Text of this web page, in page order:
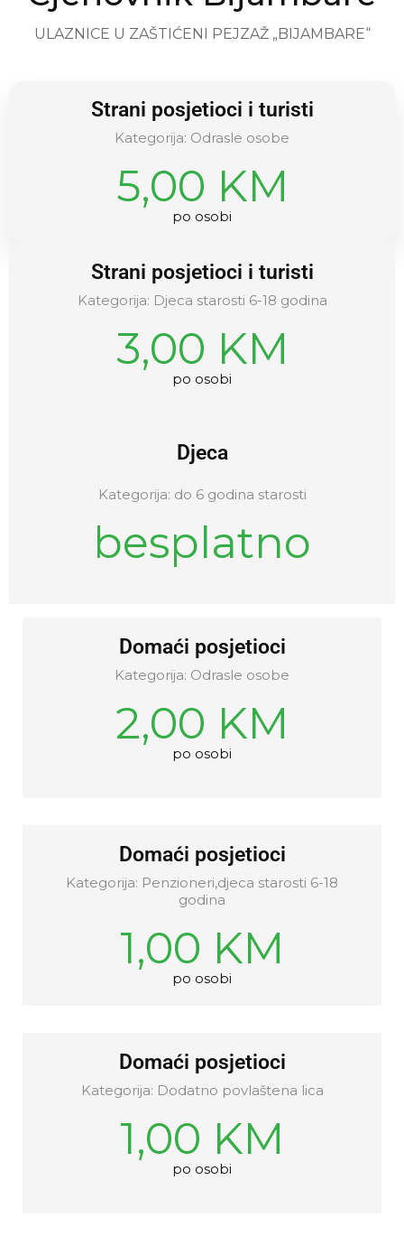
ULAZNICE U ZAŠTIĆENI PEJZAŽ „BIJAMBARE“
Strani posjetioci i turisti
Kategorija: Odrasle osobe
5,00 KM
po osobi
Strani posjetioci i turisti
Kategorija: Djeca starosti 6-18 godina
3,00 KM
po osobi
Djeca
Kategorija: do 6 godina starosti
besplatno
Domaći posjetioci
Kategorija: Odrasle osobe
2,00 KM
po osobi
Domaći posjetioci
Kategorija: Penzioneri,djeca starosti 6-18
godina
1,00 KM
po osobi
Domaći posjetioci
Kategorija: Dodatno povlaštena lica
1,00 KM
po osobi